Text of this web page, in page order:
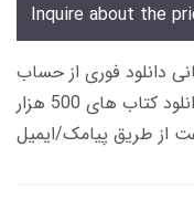
Inquire about the
های 600 هزار تومانی دانلود فوری از حساب
کاربری می باشد، و زمان تحویل لینک دانلود کتاب های 500 هزار